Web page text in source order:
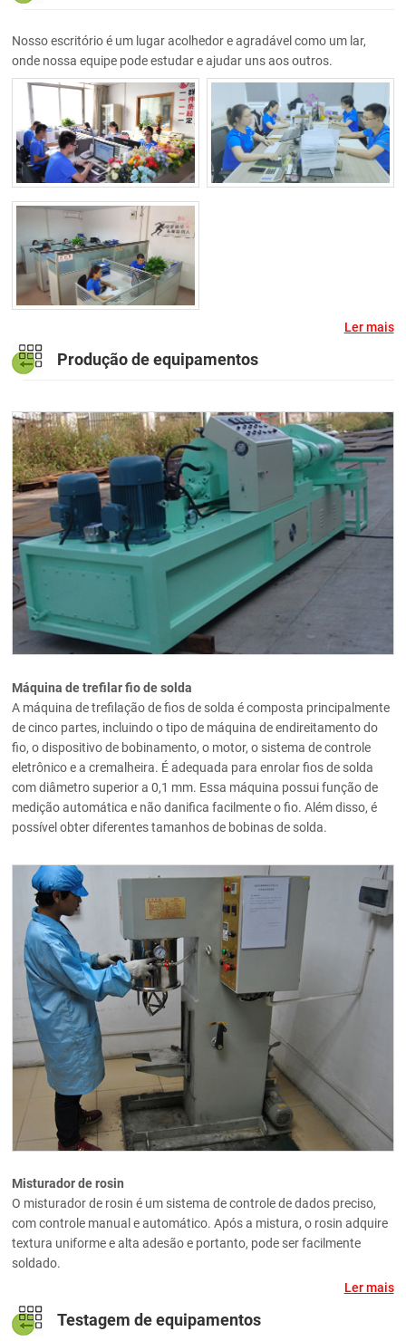
Nosso escritório é um lugar acolhedor e agradável como um lar,
onde nossa equipe pode estudar e ajudar uns aos outros.
Ler mais
Produção de equipamentos
Máquina de trefilar fio de solda
A máquina de trefilação de fios de solda é composta principalmente
de cinco partes, incluindo o tipo de máquina de endireitamento do
fio, o dispositivo de bobinamento, o motor, o sistema de controle
eletrônico e a cremalheira. É adequada para enrolar fios de solda
com diâmetro superior a 0,1 mm. Essa máquina possui função de
medição automática e não danifica facilmente o fio. Além disso, é
possível obter diferentes tamanhos de bobinas de solda.
Misturador de rosin
O misturador de rosin é um sistema de controle de dados preciso,
com controle manual e automático. Após a mistura, o rosin adquire
textura uniforme e alta adesão e portanto, pode ser facilmente
soldado.
Ler mais
Testagem de equipamentos